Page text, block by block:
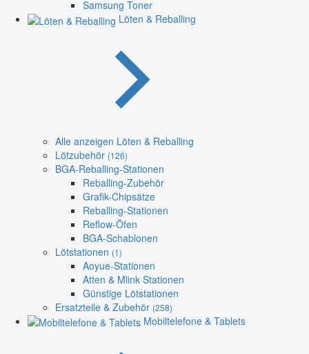
Samsung Toner
Löten & Reballing
Alle anzeigen Löten & Reballing
Lötzubehör (126)
BGA-Reballing-Stationen
Reballing-Zubehör
Grafik-Chipsätze
Reballing-Stationen
Reflow-Öfen
BGA-Schablonen
Lötstationen (1)
Aoyue-Stationen
Atten & Mlink Stationen
Günstige Lötstationen
Ersatzteile & Zubehör (258)
Mobiltelefone & Tablets